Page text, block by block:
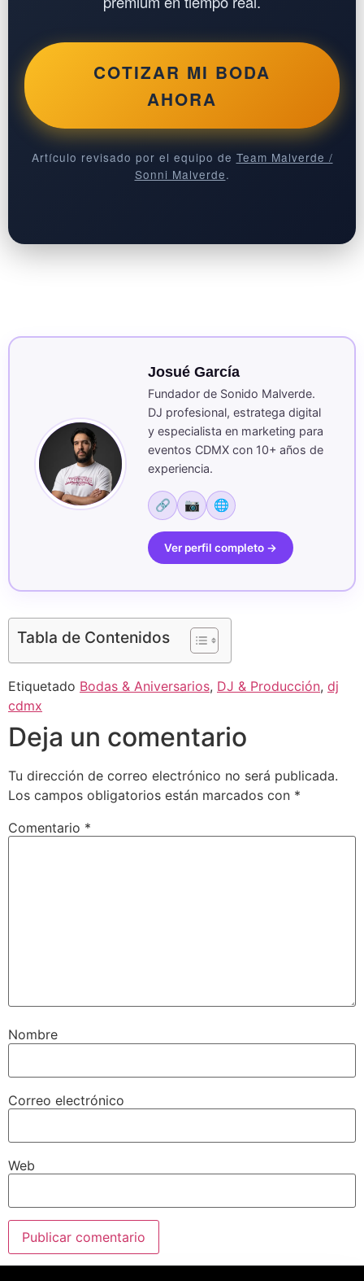
COTIZAR MI BODA
AHORA
Artículo revisado por el equipo de Team Malverde /
Sonni Malverde.
Josué García
Fundador de Sonido Malverde.
DJ profesional, estratega digital
y especialista en marketing para
eventos CDMX con 10+ años de
experiencia.
🔗 📷 🌐
Ver perfil completo →
Tabla de Contenidos
Etiquetado Bodas & Aniversarios, DJ & Producción, dj
cdmx
Deja un comentario
Tu dirección de correo electrónico no será publicada.
Los campos obligatorios están marcados con *
Comentario *
Nombre
Correo electrónico
Web